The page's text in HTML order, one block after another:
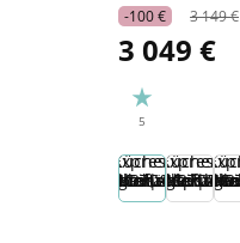
-100 € 3 149 €
3 049 €
5